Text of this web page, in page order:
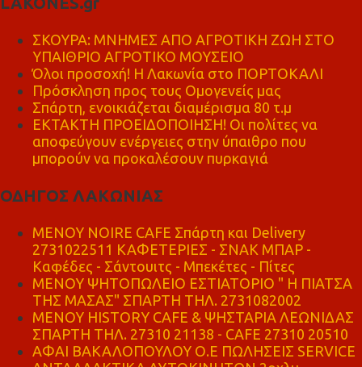
ΣΚΟΥΡΑ: ΜΝΗΜΕΣ ΑΠΟ ΑΓΡΟΤΙΚΗ ΖΩΗ ΣΤΟ
ΥΠΑΙΘΡΙΟ ΑΓΡΟΤΙΚΟ ΜΟΥΣΕΙΟ
Όλοι προσοχή! Η Λακωνία στο ΠΟΡΤΟΚΑΛΙ
Πρόσκληση προς τους Ομογενείς μας
Σπάρτη, ενοικιάζεται διαμέρισμα 80 τ.μ
ΕΚΤΑΚΤΗ ΠΡΟΕΙΔΟΠΟΙΗΣΗ! Οι πολίτες να
αποφεύγουν ενέργειες στην ύπαιθρο που
μπορούν να προκαλέσουν πυρκαγιά
ΟΔΗΓΟΣ ΛΑΚΩΝΙΑΣ
MENOY NOIRE CAFE Σπάρτη και Delivery
2731022511 ΚΑΦΕΤΕΡΙΕΣ - ΣΝΑΚ ΜΠΑΡ -
Καφέδες - Σάντουιτς - Μπεκέτες - Πίτες
ΜΕΝΟΥ ΨΗΤΟΠΩΛΕΙΟ ΕΣΤΙΑΤΟΡΙΟ " Η ΠΙΑΤΣΑ
ΤΗΣ ΜΑΣΑΣ" ΣΠΑΡΤΗ ΤΗΛ. 2731082002
ΜΕΝΟΥ HISTORY CAFE & ΨΗΣΤΑΡΙΑ ΛΕΩΝΙΔΑΣ
ΣΠΑΡΤΗ ΤΗΛ. 27310 21138 - CAFE 27310 20510
ΑΦΑΙ ΒΑΚΑΛΟΠΟΥΛΟΥ Ο.Ε ΠΩΛΗΣΕΙΣ SERVICE